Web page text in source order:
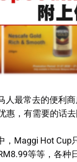
人最常去的便利
惠，有需要的话
Maggi Hot Cup
等等，各种